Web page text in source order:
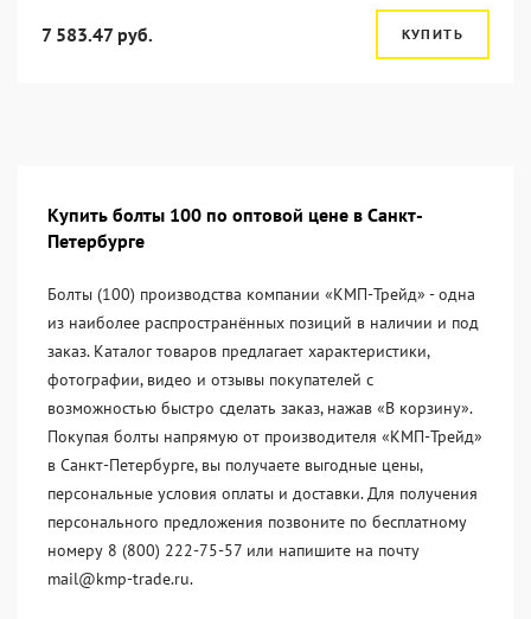
7 583.47 руб. КУПИТЬ
Купить болты 100 по оптовой цене в Санкт-
Петербурге
Болты (100) производства компании «KМП-Трейд» - одна
из наиболее распространённых позиций в наличии и под
заказ. Каталог товаров предлагает характеристики,
фотографии, видео и отзывы покупателей с
возможностью быстро сделать заказ, нажав «В корзину».
Покупая болты напрямую от производителя «KМП-Трейд»
в Санкт-Петербурге, вы получаете выгодные цены,
персональные условия оплаты и доставки. Для получения
персонального предложения позвоните по бесплатному
номеру 8 (800) 222-75-57 или напишите на почту
mail@kmp-trade.ru.